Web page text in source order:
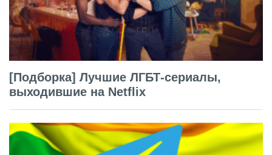
[Подборка] Лучшие ЛГБТ-сериалы,
выходившие на Netflix